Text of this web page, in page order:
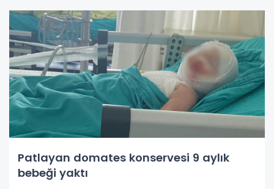
Patlayan domates konservesi 9 aylık
bebeği yaktı